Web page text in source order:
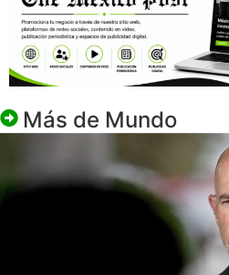
Más de Mundo